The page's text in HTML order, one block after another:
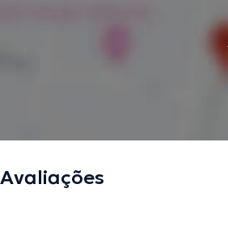
Avaliações